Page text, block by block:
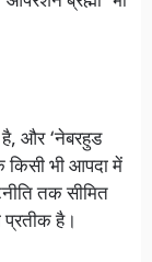
है, और ‘नेबरहुड
किसी भी आपदा में
तक सीमित
प्रतीक है।